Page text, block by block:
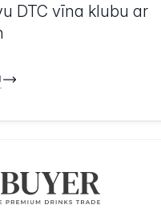
DTC vīna klubu ar